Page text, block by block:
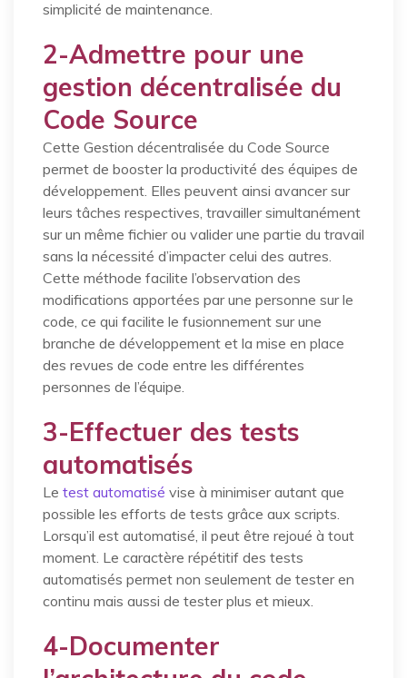
simplicité de maintenance.
2-Admettre pour une
gestion décentralisée du
Code Source
Cette Gestion décentralisée du Code Source
permet de booster la productivité des équipes de
développement. Elles peuvent ainsi avancer sur
leurs tâches respectives, travailler simultanément
sur un même fichier ou valider une partie du travail
sans la nécessité d’impacter celui des autres.
Cette méthode facilite l’observation des
modifications apportées par une personne sur le
code, ce qui facilite le fusionnement sur une
branche de développement et la mise en place
des revues de code entre les différentes
personnes de l’équipe.
3-Effectuer des tests
automatisés
Le test automatisé vise à minimiser autant que
possible les efforts de tests grâce aux scripts.
Lorsqu’il est automatisé, il peut être rejoué à tout
moment. Le caractère répétitif des tests
automatisés permet non seulement de tester en
continu mais aussi de tester plus et mieux.
4-Documenter